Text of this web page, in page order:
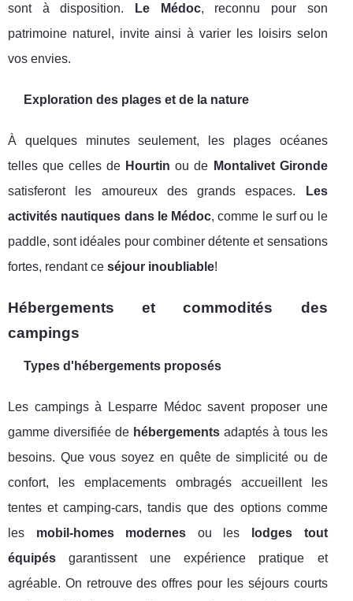
sont à disposition. Le Médoc, reconnu pour son
patrimoine naturel, invite ainsi à varier les loisirs selon
vos envies.
Exploration des plages et de la nature
À quelques minutes seulement, les plages océanes
telles que celles de Hourtin ou de Montalivet Gironde
satisferont les amoureux des grands espaces.
Les
activités nautiques dans le Médoc, comme le surf ou le
paddle, sont idéales pour combiner détente et sensations
fortes, rendant ce séjour inoubliable!
Hébergements et commodités des
campings
Types d'hébergements proposés
Les campings à Lesparre Médoc savent proposer une
gamme diversifiée de hébergementsadaptés à tous les
besoins. Que vous soyez en quête de simplicité ou de
confort, les emplacements ombragés accueillent les
tentes et camping-cars, tandis que des options comme
les mobil-homes modernes ou les
lodges tout
équipés garantissent une expérience pratique et
agréable. On retrouve des offres pour les séjours courts